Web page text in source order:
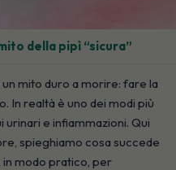
della pipì “sicura”
mito duro a morire: fare la
In realtà è uno dei modi più
e infiammazioni. Qui
spieghiamo cosa succede
modo pratico, per